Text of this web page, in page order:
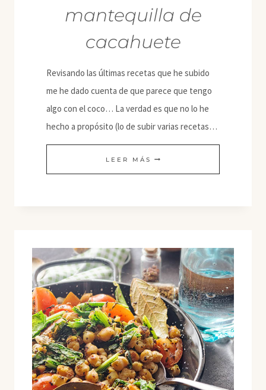
mantequilla de
cacahuete
Revisando las últimas recetas que he subido
me he dado cuenta de que parece que tengo
algo con el coco… La verdad es que no lo he
hecho a propósito (lo de subir varias recetas…
LEER MÁS HELADO
DE
CON
MANTEQUILLA
DE
CACAHUETE